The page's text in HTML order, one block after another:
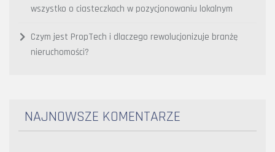
wszystko o ciasteczkach w pozycjonowaniu lokalnym
Czym jest PropTech i dlaczego rewolucjonizuje branżę
nieruchomości?
NAJNOWSZE KOMENTARZE